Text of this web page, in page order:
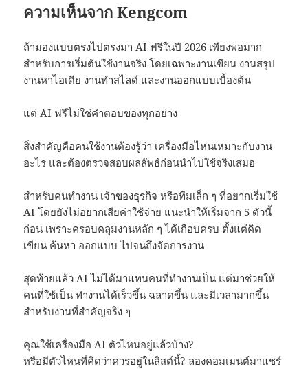
ความเห็นจาก Kengcom
ถ้ามองแบบตรงไปตรงมา AI ฟรีในปี 2026 เพียงพอมาก
สำหรับการเริ่มต้นใช้งานจริง โดยเฉพาะงานเขียน งานสรุป
งานหาไอเดีย งานทำสไลด์ และงานออกแบบเบื้องต้น
แต่ AI ฟรีไม่ใช่คำตอบของทุกอย่าง
สิ่งสำคัญคือคนใช้งานต้องรู้ว่า เครื่องมือไหนเหมาะกับงาน
อะไร และต้องตรวจสอบผลลัพธ์ก่อนนำไปใช้จริงเสมอ
สำหรับคนทำงาน เจ้าของธุรกิจ หรือทีมเล็ก ๆ ที่อยากเริ่มใช้
AI โดยยังไม่อยากเสียค่าใช้จ่าย แนะนำให้เริ่มจาก 5 ตัวนี้
ก่อน เพราะครอบคลุมงานหลัก ๆ ได้เกือบครบ ตั้งแต่คิด
เขียน ค้นหา ออกแบบ ไปจนถึงจัดการงาน
สุดท้ายแล้ว AI ไม่ได้มาแทนคนที่ทำงานเป็น แต่มาช่วยให้
คนที่ใช้เป็น ทำงานได้เร็วขึ้น ฉลาดขึ้น และมีเวลามากขึ้น
สำหรับงานที่สำคัญจริง ๆ
คุณใช้เครื่องมือ AI ตัวไหนอยู่แล้วบ้าง?
หรือมีตัวไหนที่คิดว่าควรอยู่ในลิสต์นี้? ลองคอมเมนต์มาแชร์